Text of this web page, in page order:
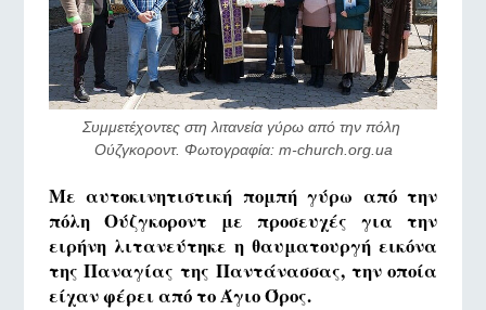
Συμμετέχοντες στη λιτανεία γύρω από την πόλη
Ούζγκοροντ. Φωτογραφία: m-church.org.ua
Με αυτοκινητιστική πομπή γύρω από την
πόλη Ούζγκοροντ με προσευχές για την
ειρήνη λιτανεύτηκε η θαυματουργή εικόνα
της Παναγίας της Παντάνασσας, την οποία
είχαν φέρει από το Άγιο Όρος.